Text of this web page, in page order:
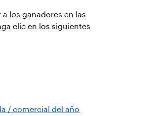
a los ganadores en las
clic en los siguientes
/ comercial del año